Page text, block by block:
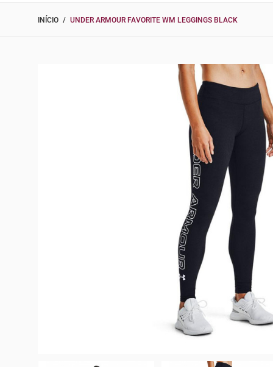
INÍCIO UNDER ARMOUR FAVORITE WM LEGGINGS BLACK